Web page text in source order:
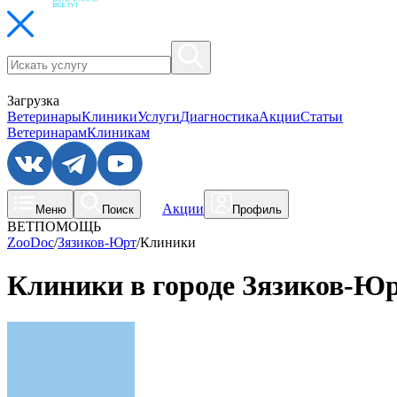
Загрузка
ВетеринарыКлиникиУслугиДиагностикаАкцииСтатьи
ВетеринарамКлиникам
Меню Поиск Акции Профиль
ВЕТПОМОЩЬ
ZooDoc/Зязиков-Юрт/Клиники
Клиники в городе Зязиков-